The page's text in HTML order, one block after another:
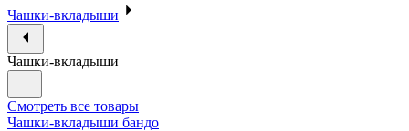
Чашки-вкладыши
Чашки-вкладыши
Смотреть все товары
Чашки-вкладыши бандо